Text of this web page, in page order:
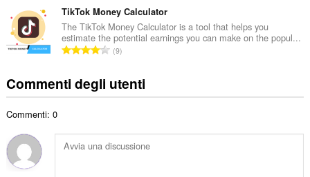
u
d
i
z
:
e
d
i
g
u
d
i
:
o
t
a
d
i
u
m
e
r
o
o
t
e
d
TikTok Money Calculator
The TikTok Money Calculator is a tool that helps you
estimate the potential earnings you can make on the popul...
N
e
t
o
9
Commenti degli utenti
Commenti: 0